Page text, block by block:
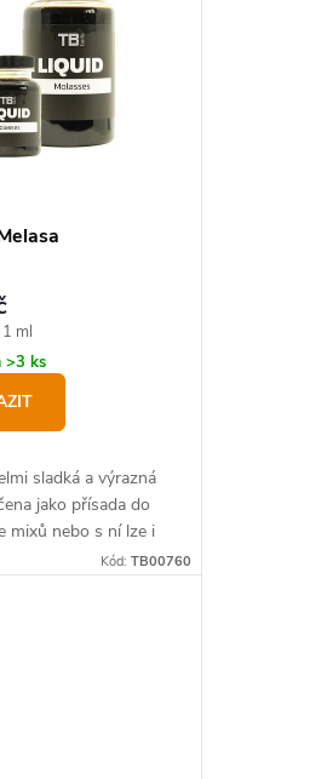
ml
>3 ks
sladká a výrazná
jako přísada do
mixů nebo s ní lze i
vaše hotové krmení
Kód: TB00760